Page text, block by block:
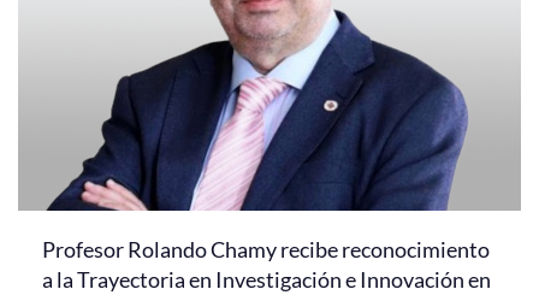
Profesor Rolando Chamy recibe reconocimiento
a la Trayectoria en Investigación e Innovación en